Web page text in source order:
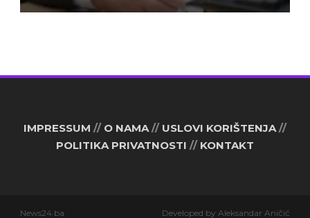
IMPRESSUM // O NAMA// USLOVI KORIŠTENJA//
POLITIKA PRIVATNOSTI // KONTAKT
News24.ba Developed by Aleksandar Aničić